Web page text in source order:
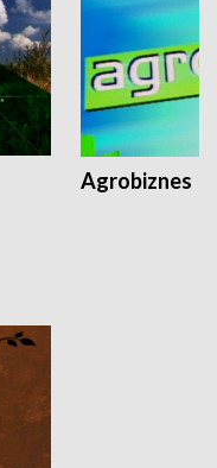
Agrobiznes